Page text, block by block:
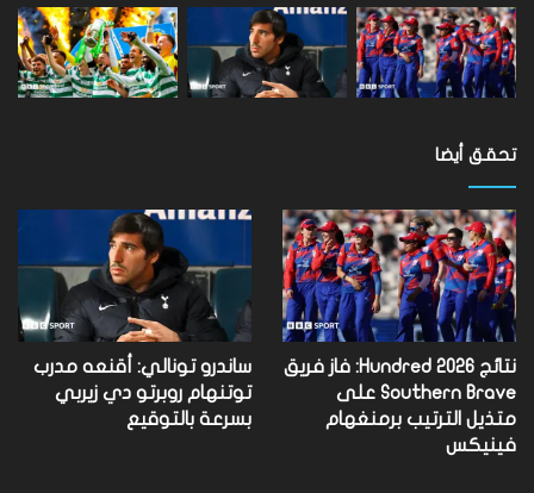
تحقق أيضا
نتائج Hundred 2026: فاز فريق
Southern Brave على
متذيل الترتيب برمنغهام
فينيكس
ساندرو تونالي: أقنعه مدرب
توتنهام روبرتو دي زيربي
بسرعة بالتوقيع